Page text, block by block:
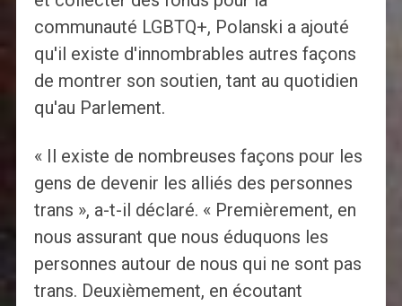
communauté LGBTQ+, Polanski a ajouté
qu'il existe d'innombrables autres façons
de montrer son soutien, tant au quotidien
qu'au Parlement.
« Il existe de nombreuses façons pour les
gens de devenir les alliés des personnes
trans », a-t-il déclaré. « Premièrement, en
nous assurant que nous éduquons les
personnes autour de nous qui ne sont pas
trans. Deuxièmement, en écoutant